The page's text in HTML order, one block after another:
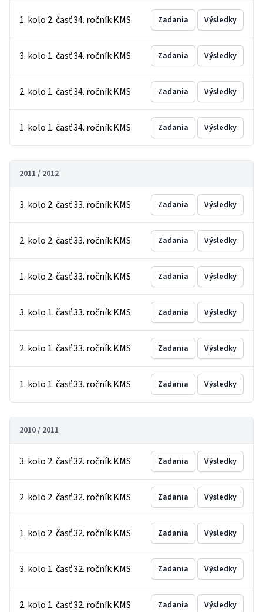
1. kolo 2. časť 34. ročník KMS Zadania Výsledky
3. kolo 1. časť 34. ročník KMS Zadania Výsledky
2. kolo 1. časť 34. ročník KMS Zadania Výsledky
1. kolo 1. časť 34. ročník KMS Zadania Výsledky
2011 / 2012
3. kolo 2. časť 33. ročník KMS Zadania Výsledky
2. kolo 2. časť 33. ročník KMS Zadania Výsledky
1. kolo 2. časť 33. ročník KMS Zadania Výsledky
3. kolo 1. časť 33. ročník KMS Zadania Výsledky
2. kolo 1. časť 33. ročník KMS Zadania Výsledky
1. kolo 1. časť 33. ročník KMS Zadania Výsledky
2010 / 2011
3. kolo 2. časť 32. ročník KMS Zadania Výsledky
2. kolo 2. časť 32. ročník KMS Zadania Výsledky
1. kolo 2. časť 32. ročník KMS Zadania Výsledky
3. kolo 1. časť 32. ročník KMS Zadania Výsledky
2. kolo 1. časť 32. ročník KMS Zadania Výsledky